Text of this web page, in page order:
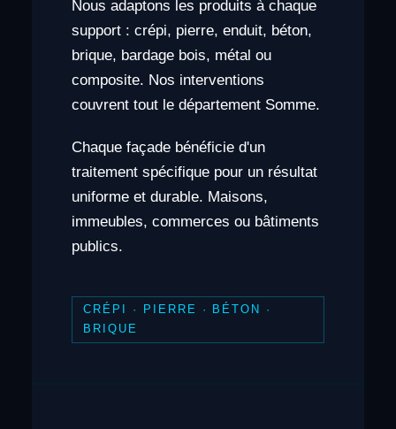
Nous adaptons les produits à chaque
support : crépi, pierre, enduit, béton,
brique, bardage bois, métal ou
composite. Nos interventions
couvrent tout le département Somme.
Chaque façade bénéficie d'un
traitement spécifique pour un résultat
uniforme et durable. Maisons,
immeubles, commerces ou bâtiments
publics.
CRÉPI · PIERRE · BÉTON ·
BRIQUE